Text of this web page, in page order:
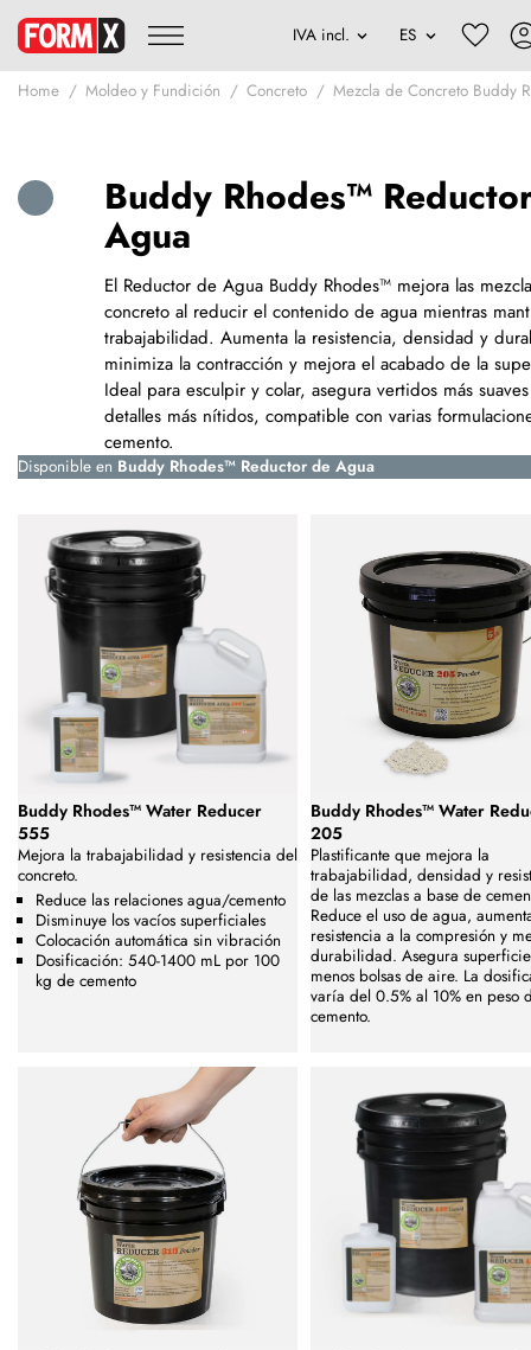
Home Moldeo y Fundición Concreto Mezcla de Concreto Buddy
Buddy Rhodes™
Agua
El Reductor de Agua Buddy Rhodes™ mejora las
concreto al reducir el contenido de agua mientras
trabajabilidad. Aumenta la resistencia, densidad y
minimiza la contracción y mejora el acabado de la
Ideal para esculpir y colar, asegura vertidos más
detalles más nítidos, compatible con varias
cemento.
Disponible en Buddy Rhodes™ Reductor de Agua
Buddy Rhodes™ Water Reducer
555
Mejora la trabajabilidad y resistencia del
concreto.
Reduce las relaciones agua/cemento
Disminuye los vacíos superficiales
Colocación automática sin vibración
Dosificación: 540-1400 mL por 100
kg de cemento
Buddy Rhodes™ Water
205
Plastificante que mejora la
trabajabilidad, densidad y
de las mezclas a base de
Reduce el uso de agua,
resistencia a la compresión y
durabilidad. Asegura
menos bolsas de aire. La
varía del 0.5% al 10% en peso
cemento.